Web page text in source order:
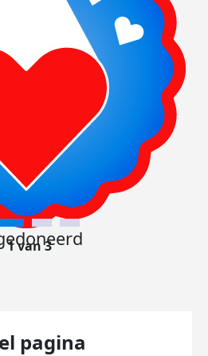
1 van 3
pagina